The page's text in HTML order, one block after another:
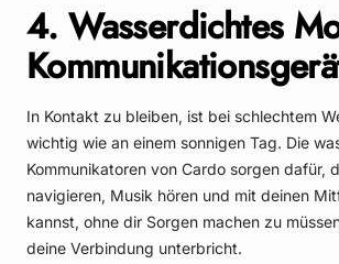
4. Wasserdichtes
In Kontakt zu bleiben, ist bei schlechtem
wichtig wie an einem sonnigen Tag. Die
Kommunikatoren von Cardo sorgen dafür,
navigieren, Musik hören und mit deinen
kannst, ohne dir Sorgen machen zu
deine Verbindung unterbricht.